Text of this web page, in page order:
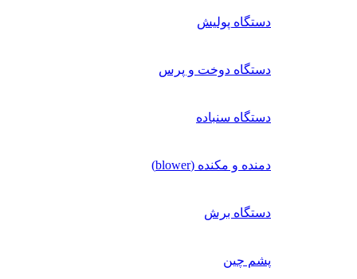
دستگاه پولیش
دستگاه دوخت و پرس
دستگاه سنباده
دمنده و مکنده (blower)
دستگاه برش
پشم چین